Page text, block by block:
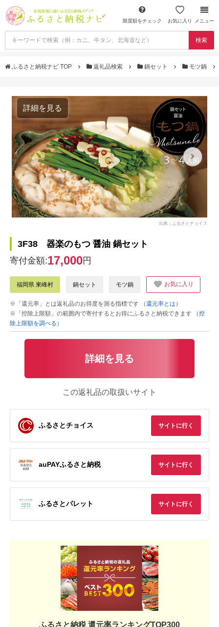
限度額をチェック お気に入り メニュー
検索
ふるさと納税ナビ TOP 返礼品検索 鍋セット モツ鍋
詳細を見る
出典：ふるさとチョイス
3F38 器楽のもつ 醤油 鍋セット
寄付金額:17,000円
福岡県 東峰村 鍋セット モツ鍋 お気に入り
※「還元率」とは返礼品のお得度を測る指標です
（還元率とは）
※「控除上限額」の範囲内で寄付するとお得にふるさと納税できます
（控
除上限額を調べる）
詳細を見る
この返礼品の取扱いサイト
ふるさとチョイス サイトに行く
auPAYふるさと納税 サイトに行く
ふるさとパレット サイトに行く
ふるさと納税 還元率ランキングTOP300